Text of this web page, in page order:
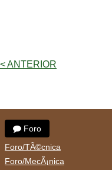
< ANTERIOR
Foro
Foro/TÃ©cnica
Foro/MecÃ¡nica